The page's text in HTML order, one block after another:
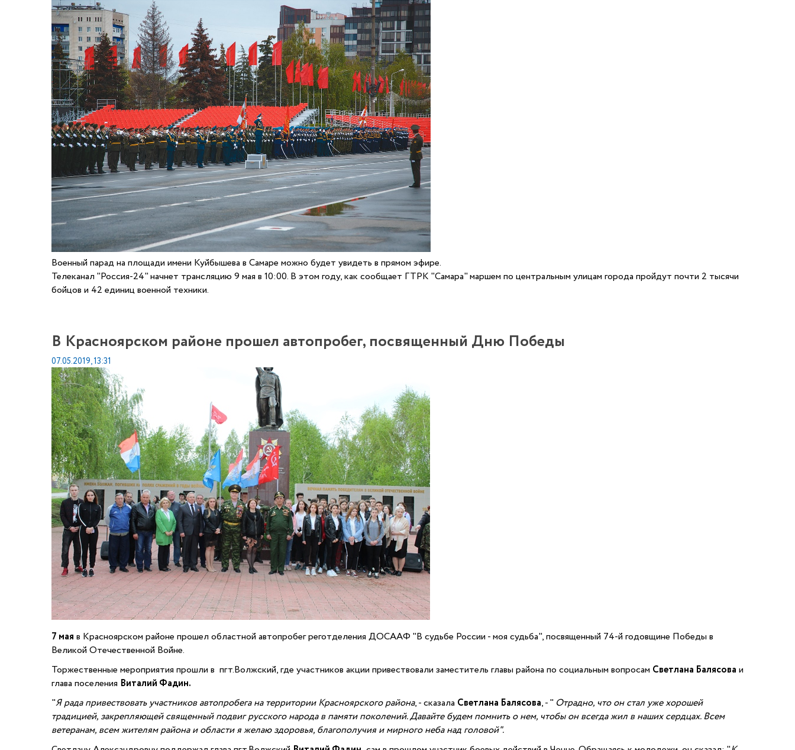
Военный парад на площади имени Куйбышева в Самаре можно будет увидеть в прямом эфире.
Телеканал "Россия-24" начнет трансляцию 9 мая в 10:00. В этом году, как сообщает ГТРК "Самара" маршем по центральным улицам города пройдут почти 2 тысячи
бойцов и 42 единиц военной техники.
В Красноярском районе прошел автопробег, посвященный Дню Победы
07.05.2019, 13:31
7 мая в Красноярском районе прошел областной автопробег реготделения ДОСААФ "В судьбе России - моя судьба", посвященный 74-й годовщине Победы в
Великой Отечественной Войне.
Торжественные мероприятия прошли в пгт.Волжский, где участников акции привествовали заместитель главы района по социальным вопросам Светлана Балясова и
глава поселения Виталий Фадин.
"Я рада привествовать участников автопробега на территории Красноярского района, - сказала Светлана Балясова, - " Отрадно, что он стал уже хорошей
традицией, закрепляющей священный подвиг русского народа в памяти поколений. Давайте будем помнить о нем, чтобы он всегда жил в наших сердцах. Всем
ветеранам, всем жителям района и области я желаю здоровья, благополучия и мирного неба над головой".